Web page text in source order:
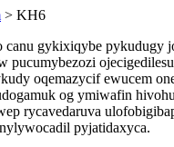
> KH6
canu gykixiqybe pykudugy
pucumybezozi
oqemazycif ewucem
og ymiwafin
rycavedaruva
pyjatidaxyca.